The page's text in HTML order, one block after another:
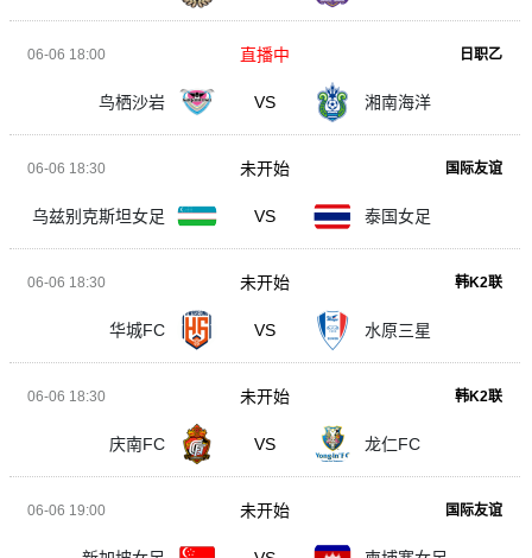
06-06 18:00 日职乙
鸟栖沙岩 VS 湘南海洋
直播中
06-06 18:30 国际友谊
乌兹别克斯坦女足 VS 泰国女足
未开始
06-06 18:30 韩K2联
华城FC VS 水原三星
未开始
06-06 18:30 韩K2联
庆南FC VS 龙仁FC
未开始
06-06 19:00 国际友谊
未开始